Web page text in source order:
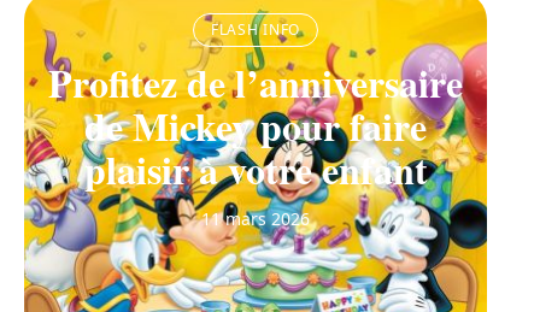
FLASH INFO
Profitez de l’anniversaire
de Mickey pour faire
plaisir à votre enfant
11 mars 2026